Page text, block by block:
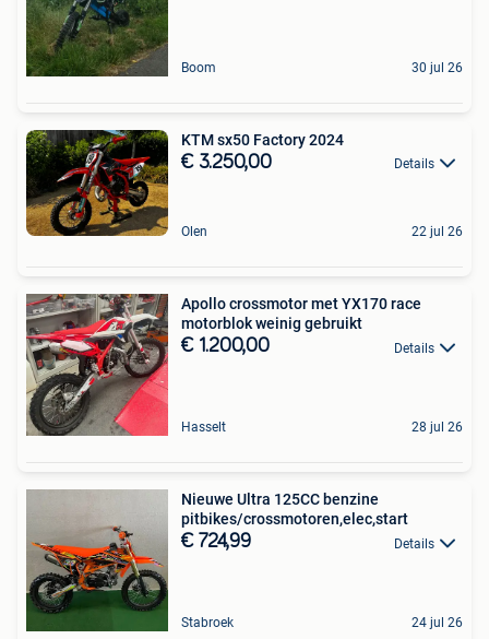
Boom 30 jul 26
KTM sx50 Factory 2024
€ 3.250,00 Details
Olen 22 jul 26
Apollo crossmotor met YX170 race
motorblok weinig gebruikt
€ 1.200,00 Details
Hasselt 28 jul 26
Nieuwe Ultra 125CC benzine
pitbikes/crossmotoren,elec,start
€ 724,99 Details
Stabroek 24 jul 26